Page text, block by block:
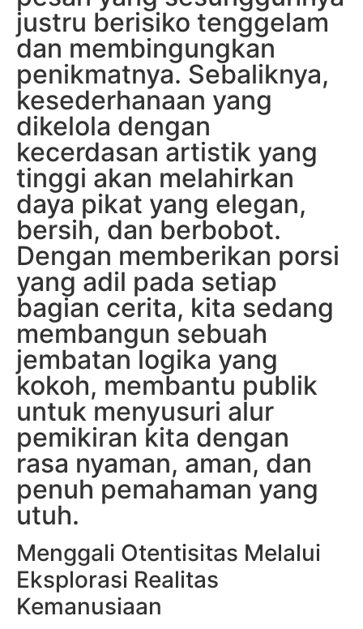
justru berisiko tenggelam
dan membingungkan
penikmatnya. Sebaliknya,
kesederhanaan yang
dikelola dengan
kecerdasan artistik yang
tinggi akan melahirkan
daya pikat yang elegan,
bersih, dan berbobot.
Dengan memberikan porsi
yang adil pada setiap
bagian cerita, kita sedang
membangun sebuah
jembatan logika yang
kokoh, membantu publik
untuk menyusuri alur
pemikiran kita dengan
rasa nyaman, aman, dan
penuh pemahaman yang
utuh.
Menggali Otentisitas Melalui
Eksplorasi Realitas
Kemanusiaan